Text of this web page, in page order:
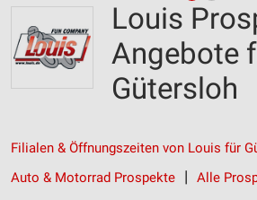
Louis
Angebote
Gütersloh
Filialen & Öffnungszeiten von Louis für
Auto & Motorrad Prospekte
Alle